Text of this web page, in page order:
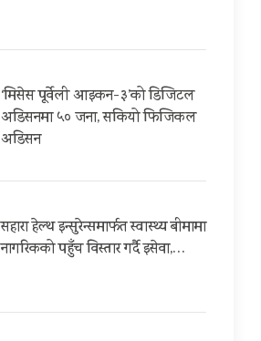
‘मिसेस पूर्वेली आइकन-३’को डिजिटल
अडिसनमा ५० जना, सकियो फिजिकल
अडिसन
सहारा हेल्थ इन्सुरेन्समार्फत स्वास्थ्य बीमामा
नागरिकको पहुँच विस्तार गर्दै इसेवा,…